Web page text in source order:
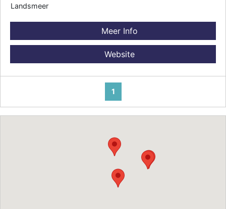
Landsmeer
Meer Info
Website
1